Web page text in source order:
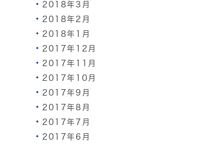
2018年3月
2018年2月
2018年1月
2017年12月
2017年11月
2017年10月
2017年9月
2017年8月
2017年7月
2017年6月